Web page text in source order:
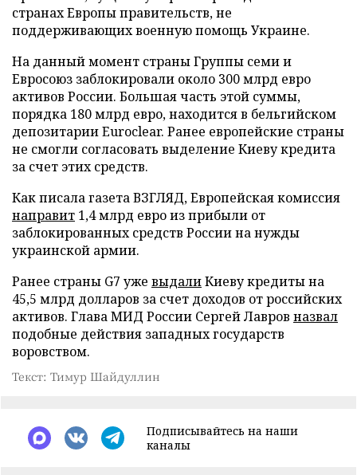
странах Европы правительств, не
поддерживающих военную помощь Украине.
На данный момент страны Группы семи и
Евросоюз заблокировали около 300 млрд евро
активов России. Большая часть этой суммы,
порядка 180 млрд евро, находится в бельгийском
депозитарии Euroclear. Ранее европейские страны
не смогли согласовать выделение Киеву кредита
за счет этих средств.
Как писала газета ВЗГЛЯД, Европейская комиссия
направит 1,4 млрд евро из прибыли от
заблокированных средств России на нужды
украинской армии.
Ранее страны G7 уже выдалиКиеву кредиты на
45,5 млрд долларов за счет доходов от российских
активов. Глава МИД России Сергей Лавров назвал
подобные действия западных государств
воровством.
Текст: Тимур Шайдуллин
Подписывайтесь на наши
каналы